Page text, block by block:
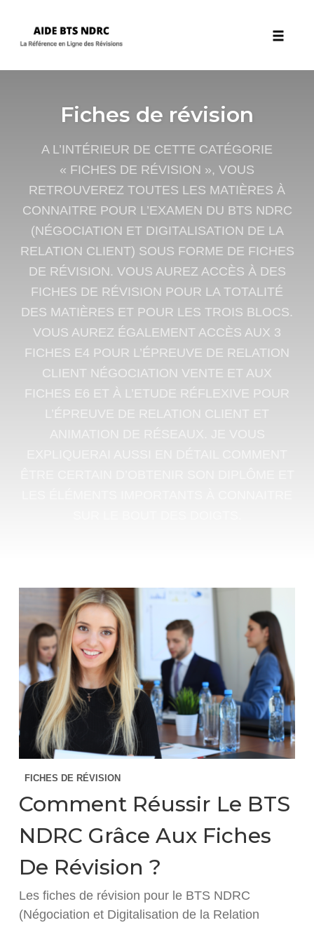
Fiches de révision
A L’INTÉRIEUR DE CETTE CATÉGORIE
« FICHES DE RÉVISION », VOUS
RETROUVEREZ TOUTES LES MATIÈRES À
CONNAITRE POUR L’EXAMEN DU BTS NDRC
(NÉGOCIATION ET DIGITALISATION DE LA
RELATION CLIENT) SOUS FORME DE FICHES
DE RÉVISION. VOUS AUREZ ACCÈS À DES
FICHES DE RÉVISION POUR LA TOTALITÉ
DES MATIÈRES ET POUR LES TROIS BLOCS.
VOUS AUREZ ÉGALEMENT ACCÈS AUX 3
FICHES E4 POUR L’ÉPREUVE DE RELATION
CLIENT NÉGOCIATION VENTE ET AUX
FICHES E6 ET À L’ETUDE RÉFLEXIVE POUR
L’ÉPREUVE DE RELATION CLIENT ET
FICHES DE RÉVISION
Comment Réussir Le BTS
NDRC Grâce Aux Fiches
De Révision ?
Les fiches de révision pour le BTS NDRC
(Négociation et Digitalisation de la Relation